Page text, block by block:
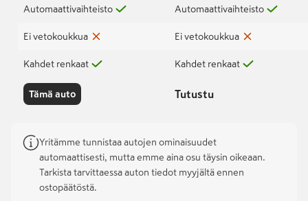
Automaattivaihteisto
Ei vetokoukkua
Kahdet renkaat
Tämä auto
Automaattivaihteisto
Ei vetokoukkua
Kahdet renkaat
Tutustu
Yritämme tunnistaa autojen ominaisuudet
automaattisesti, mutta emme aina osu täysin oikeaan.
Tarkista tarvittaessa auton tiedot myyjältä ennen
ostopäätöstä.